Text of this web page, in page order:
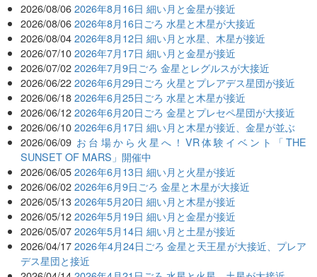
2026/08/06 2026年8月16日 細い月と金星が接近
2026/08/06 2026年8月16日ごろ 水星と木星が大接近
2026/08/04 2026年8月12日 細い月と水星、木星が接近
2026/07/10 2026年7月17日 細い月と金星が接近
2026/07/02 2026年7月9日ごろ 金星とレグルスが大接近
2026/06/22 2026年6月29日ごろ 火星とプレアデス星団が接近
2026/06/18 2026年6月25日ごろ 水星と木星が接近
2026/06/12 2026年6月20日ごろ 金星とプレセペ星団が大接近
2026/06/10 2026年6月17日 細い月と木星が接近、金星が並ぶ
2026/06/09 お台場から火星へ！VR体験イベント「THE
SUNSET OF MARS」開催中
2026/06/05 2026年6月13日 細い月と火星が接近
2026/06/02 2026年6月9日ごろ 金星と木星が大接近
2026/05/13 2026年5月20日 細い月と木星が接近
2026/05/12 2026年5月19日 細い月と金星が接近
2026/05/07 2026年5月14日 細い月と土星が接近
2026/04/17 2026年4月24日ごろ 金星と天王星が大接近、プレア
デス星団と接近